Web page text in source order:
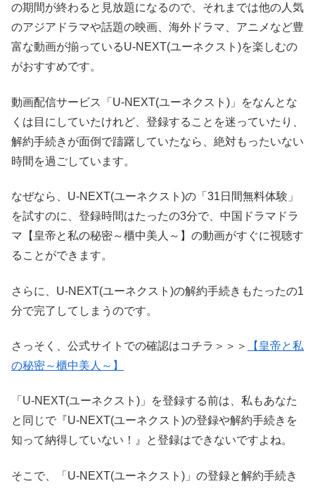
の期間が終わると見放題になるので、それまでは他の人気
のアジアドラマや話題の映画、海外ドラマ、アニメなど豊
富な動画が揃っているU-NEXT(ユーネクスト)を楽しむの
がおすすめです。
動画配信サービス「U-NEXT(ユーネクスト)」をなんとな
くは目にしていたけれど、登録することを迷っていたり、
解約手続きが面倒で躊躇していたなら、絶対もったいない
時間を過ごしています。
なぜなら、U-NEXT(ユーネクスト)の「31日間無料体験」
を試すのに、登録時間はたったの3分で、中国ドラマドラ
マ【皇帝と私の秘密～櫃中美人～】の動画がすぐに視聴す
ることができます。
さらに、U-NEXT(ユーネクスト)の解約手続きもたったの1
分で完了してしまうのです。
さっそく、公式サイトでの確認はコチラ＞＞＞
【皇帝と私
の秘密～櫃中美人～】
「U-NEXT(ユーネクスト)」を登録する前は、私もあなた
と同じで『U-NEXT(ユーネクスト)の登録や解約手続きを
知って納得していない！』と登録はできないですよね。
そこで、「U-NEXT(ユーネクスト)」の登録と解約手続き